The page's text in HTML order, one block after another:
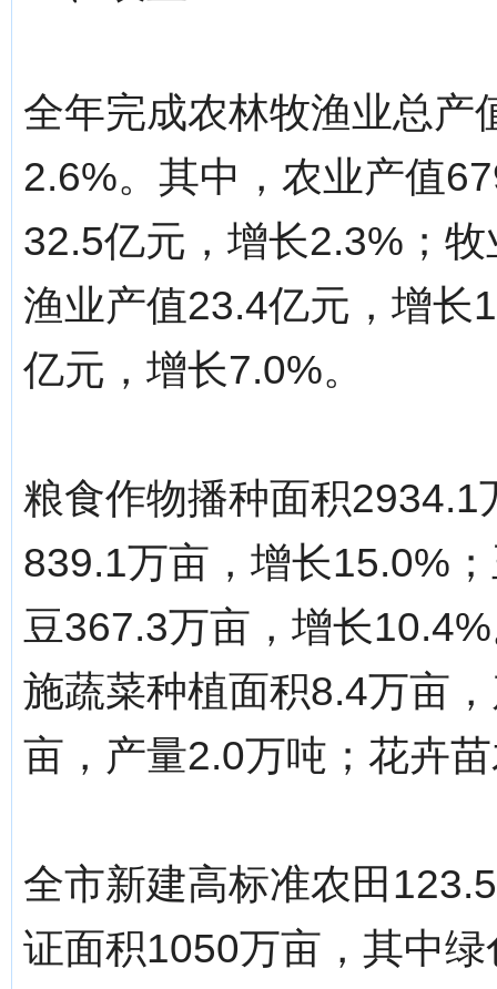
全年完成农林牧渔业总产
2.6%。其中，农业产值
32.5亿元，增长2.3%；
渔业产值23.4亿元，增长
亿元，增长7.0%。
粮食作物播种面积
839.1万亩，增长15.0%
豆367.3万亩，增长
施蔬菜种植面积8.4万亩
亩，产量2.0万吨；花卉
全市新建高标准农田
证面积1050万亩，其中